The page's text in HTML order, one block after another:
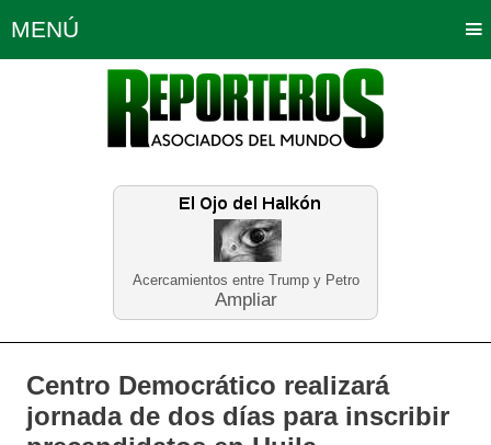
Acercamientos entre Trump y Petro
Ampliar
MENÚ
Política Opinión Bogotá
Planeta Tierra Deportes
Educación Neira
Centro Democrático realizará
jornada de dos días para inscribir